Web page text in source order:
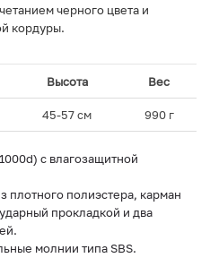
черного цвета и
кордуры.
Высота Вес
45-57 см 990 г
с влагозащитной
плотного полиэстера, карман
прокладкой и два
молнии типа SBS.